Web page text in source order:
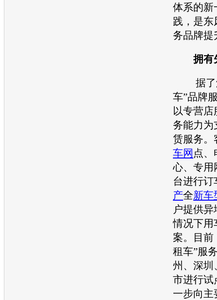
体系的新
践，是东
务品牌提
拥有
据了
车”品牌
以专营
务能力为
赁服务。
车网 点、
心、专用
台进行订
产全新车
户提供
情况下用
案。目前
租车”服
州、深圳
市进行试
一步向主